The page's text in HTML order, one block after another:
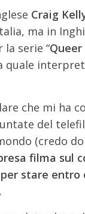
Craig
ma in
serie “Queer
quale
che mi ha
del
(credo
filma sul
stare entro